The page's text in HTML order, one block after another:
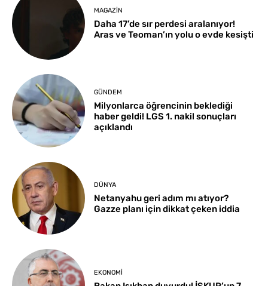
MAGAZIN
Daha 17’de sır perdesi aralanıyor!
Aras ve Teoman’ın yolu o evde kesişti
GÜNDEM
Milyonlarca öğrencinin beklediği
haber geldi! LGS 1. nakil sonuçları
açıklandı
DÜNYA
Netanyahu geri adım mı atıyor?
Gazze planı için dikkat çeken iddia
EKONOMI